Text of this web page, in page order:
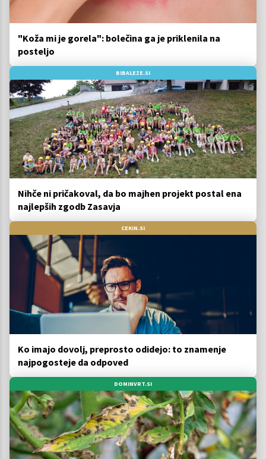
"Koža mi je gorela": bolečina ga je priklenila na
posteljo
BIBALEZE.SI
Nihče ni pričakoval, da bo majhen projekt postal ena
najlepših zgodb Zasavja
CEKIN.SI
Ko imajo dovolj, preprosto odidejo: to znamenje
najpogosteje da odpoved
DOMINVRT.SI